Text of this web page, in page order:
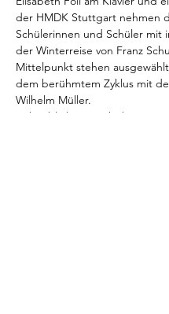
der HMDK Stuttgart nehmen
Schülerinnen und Schüler mit
der Winterreise von Franz
Mittelpunkt stehen
dem berühmtem Zyklus mit
Wilhelm Müller.
Dabei bleibt es nicht beim